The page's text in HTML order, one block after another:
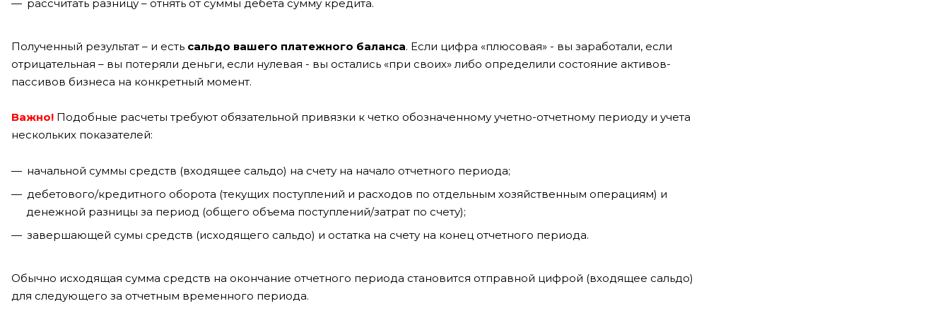
рассчитать разницу – отнять от суммы дебета сумму кредита.
Полученный результат – и есть сальдо вашего платежного баланса. Если цифра «плюсовая» - вы заработали, если
отрицательная – вы потеряли деньги, если нулевая - вы остались «при своих» либо определили состояние активов-
пассивов бизнеса на конкретный момент.
Важно! Подобные расчеты требуют обязательной привязки к четко обозначенному учетно-отчетному периоду и учета
нескольких показателей:
начальной суммы средств (входящее сальдо) на счету на начало отчетного периода;
дебетового/кредитного оборота (текущих поступлений и расходов по отдельным хозяйственным операциям) и
денежной разницы за период (общего объема поступлений/затрат по счету);
завершающей сумы средств (исходящего сальдо) и остатка на счету на конец отчетного периода.
Обычно исходящая сумма средств на окончание отчетного периода становится отправной цифрой (входящее сальдо)
для следующего за отчетным временного периода.